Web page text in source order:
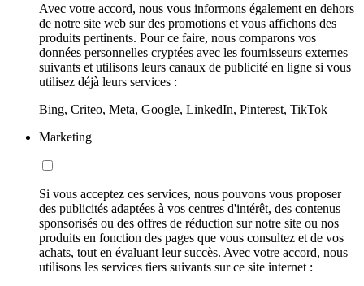
Avec votre accord, nous vous informons également en dehors
de notre site web sur des promotions et vous affichons des
produits pertinents. Pour ce faire, nous comparons vos
données personnelles cryptées avec les fournisseurs externes
suivants et utilisons leurs canaux de publicité en ligne si vous
utilisez déjà leurs services :
Bing, Criteo, Meta, Google, LinkedIn, Pinterest, TikTok
Marketing
Si vous acceptez ces services, nous pouvons vous proposer
des publicités adaptées à vos centres d'intérêt, des contenus
sponsorisés ou des offres de réduction sur notre site ou nos
produits en fonction des pages que vous consultez et de vos
achats, tout en évaluant leur succès. Avec votre accord, nous
utilisons les services tiers suivants sur ce site internet :